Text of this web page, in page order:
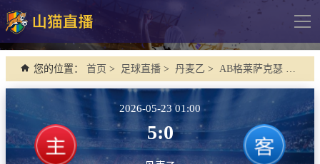
导
网站首页
德甲
您的位置： 首页 > 足球直播 > 丹麦乙 > AB格莱萨克瑟 VS 海勒鲁普
2026-05-23 01:00
5:0